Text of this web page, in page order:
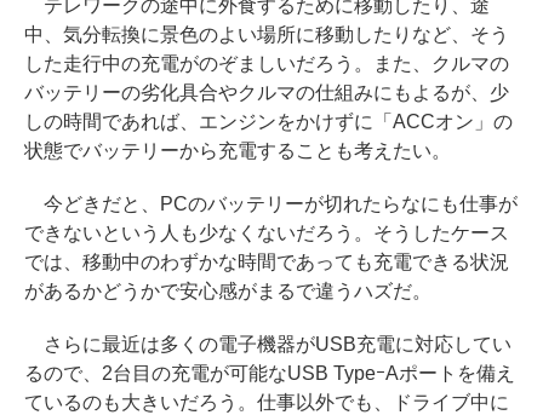
テレワークの途中に外食するために移動したり、途
中、気分転換に景色のよい場所に移動したりなど、そう
した走行中の充電がのぞましいだろう。また、クルマの
バッテリーの劣化具合やクルマの仕組みにもよるが、少
しの時間であれば、エンジンをかけずに「ACCオン」の
状態でバッテリーから充電することも考えたい。
今どきだと、PCのバッテリーが切れたらなにも仕事が
できないという人も少なくないだろう。そうしたケース
では、移動中のわずかな時間であっても充電できる状況
があるかどうかで安心感がまるで違うハズだ。
さらに最近は多くの電子機器がUSB充電に対応してい
るので、2台目の充電が可能なUSB TypeｰAポートを備え
ているのも大きいだろう。仕事以外でも、ドライブ中に